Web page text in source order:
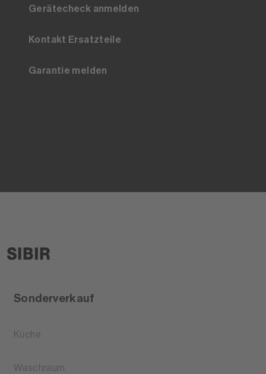
Gerätecheck anmelden
Kontakt Ersatzteile
Garantie melden
Sonderverkauf
Küche
Waschraum